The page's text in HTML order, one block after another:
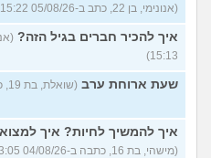
עוד שאלות
(אנונימי, בן 22, כתב ב-05/08/26 15:22)
איך להכיר חברים בגיל הזה?
15:13)
שעת ארוחת ערב (שואלת, בת 19, כתבה ב-04/08/26 13:14)
איך להמשיך לחיות? איך
(מישהי, בת 16, כתבה ב-04/08/26 13:05)